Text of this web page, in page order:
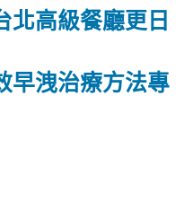
北高級餐廳更日
早洩治療方法專